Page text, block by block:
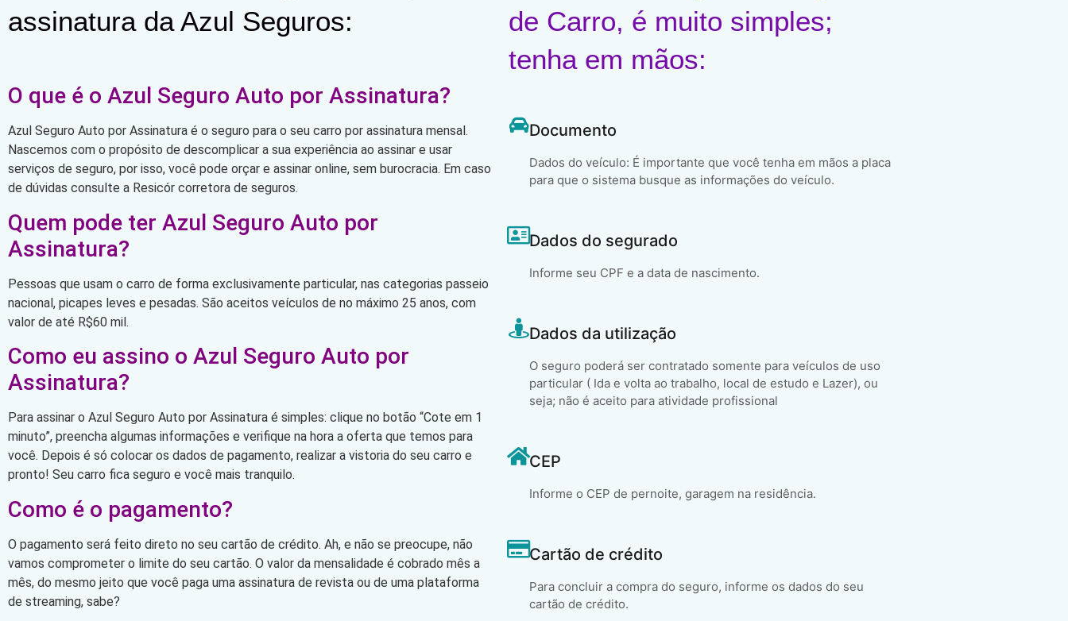
assinatura da Azul Seguros:
O que é o Azul Seguro Auto por Assinatura?
Azul Seguro Auto por Assinatura é o seguro para o seu carro por assinatura mensal.
Nascemos com o propósito de descomplicar a sua experiência ao assinar e usar
serviços de seguro, por isso, você pode orçar e assinar online, sem burocracia. Em caso
de dúvidas consulte a Resicór corretora de seguros.
Quem pode ter Azul Seguro Auto por
Assinatura?
Pessoas que usam o carro de forma exclusivamente particular, nas categorias passeio
nacional, picapes leves e pesadas. São aceitos veículos de no máximo 25 anos, com
valor de até R$60 mil.
Como eu assino o Azul Seguro Auto por
Assinatura?
Para assinar o Azul Seguro Auto por Assinatura é simples: clique no botão “Cote em 1
minuto”, preencha algumas informações e verifique na hora a oferta que temos para
você. Depois é só colocar os dados de pagamento, realizar a vistoria do seu carro e
pronto! Seu carro fica seguro e você mais tranquilo.
Como é o pagamento?
O pagamento será feito direto no seu cartão de crédito. Ah, e não se preocupe, não
vamos comprometer o limite do seu cartão. O valor da mensalidade é cobrado mês a
mês, do mesmo jeito que você paga uma assinatura de revista ou de uma plataforma
de streaming, sabe?
de Carro, é muito simples;
tenha em mãos:
Documento
Dados do veículo: É importante que você tenha em mãos a placa
para que o sistema busque as informações do veículo.
Dados do segurado
Informe seu CPF e a data de nascimento.
Dados da utilização
O seguro poderá ser contratado somente para veículos de uso
particular ( Ida e volta ao trabalho, local de estudo e Lazer), ou
seja; não é aceito para atividade profissional
CEP
Informe o CEP de pernoite, garagem na residência.
Cartão de crédito
Para concluir a compra do seguro, informe os dados do seu
cartão de crédito.